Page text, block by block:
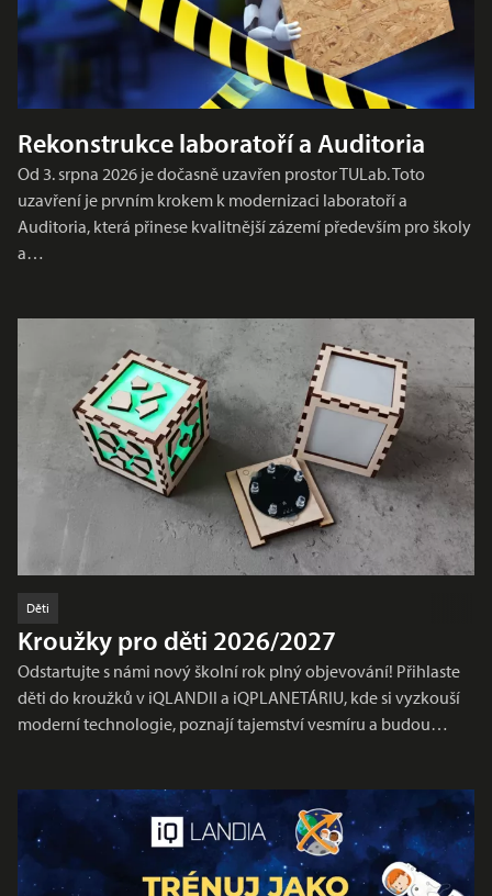
Rekonstrukce laboratoří a Auditoria
Od 3. srpna 2026 je dočasně uzavřen prostor TULab. Toto
uzavření je prvním krokem k modernizaci laboratoří a
Auditoria, která přinese kvalitnější zázemí především pro školy
a…
Děti
Kroužky pro děti 2026/2027
Odstartujte s námi nový školní rok plný objevování! Přihlaste
děti do kroužků v iQLANDII a iQPLANETÁRIU, kde si vyzkouší
moderní technologie, poznají tajemství vesmíru a budou…